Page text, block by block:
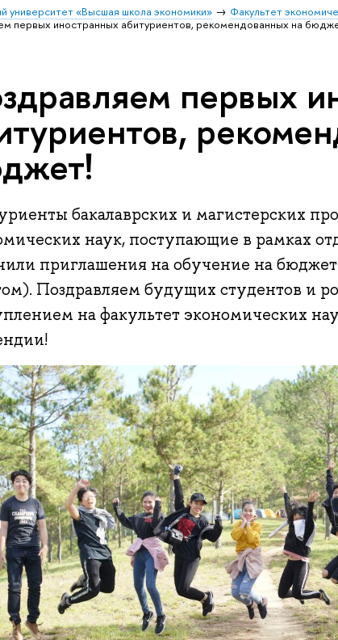
университет «Высшая школа экономики» Факультет
первых иностранных абитуриентов, рекомендованных на
первых
бакалаврских и магистерских
наук, поступающие в рамках
приглашения на обучение на
Поздравляем будущих студентов и
на факультет экономических